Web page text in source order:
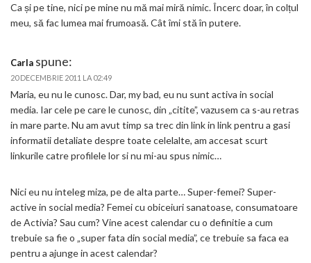
Ca și pe tine, nici pe mine nu mă mai miră nimic. Încerc doar, în colțul
meu, să fac lumea mai frumoasă. Cât îmi stă în putere.
Carla spune:
20 DECEMBRIE 2011 LA 02:49
Maria, eu nu le cunosc. Dar, my bad, eu nu sunt activa in social
media. Iar cele pe care le cunosc, din „citite”, vazusem ca s-au retras
in mare parte. Nu am avut timp sa trec din link in link pentru a gasi
informatii detaliate despre toate celelalte, am accesat scurt
linkurile catre profilele lor si nu mi-au spus nimic…
Nici eu nu inteleg miza, pe de alta parte… Super-femei? Super-
active in social media? Femei cu obiceiuri sanatoase, consumatoare
de Activia? Sau cum? Vine acest calendar cu o definitie a cum
trebuie sa fie o „super fata din social media”, ce trebuie sa faca ea
pentru a ajunge in acest calendar?